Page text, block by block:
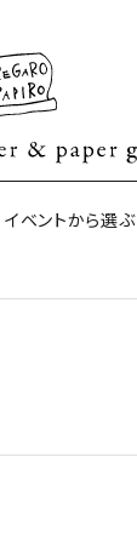
き包装紙
イベントから選ぶ